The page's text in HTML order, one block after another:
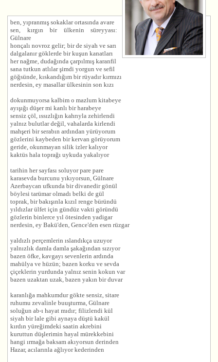
ben, yıpranmış sokaklar ortasında avare
sen, kırgın bir ülkenin süreyyası:
Gülnare
honçalı novroz gelir; bir de siyah ve sarı
dalgalanır göklerde bir kuşun kanatları
her nağme, dudağında çarpılmış karanfil
sana tutkun atlılar şimdi yorgun ve sefil
göğsünde, kıskandığım bir rüyadır kırmızı
nerdesin, ey masallar ülkesinin son kızı
dokunmuyorsa kalbim o mazlum kitabeye
ayışığı düşer mi kanlı bir harabeye
sensiz çöl, ıssızlığın kahrıyla zehirlendi
yalnız bulutlar değil, vahalarda kirlendi
mahşeri bir serabın ardından yürüyorum
gözlerini kaybeden bir kervan görüyorum
geride, okunmayan silik izler kalıyor
kaktüs hala toprağı uykuda yakalıyor
tarihin her sayfası soluyor pare pare
karasevda burcunu yıkıyorsun, Gülnare
Azerbaycan ufkunda bir divanedir gönül
böylesi tarümar olmadı belki de gül
toprak, bir bakışınla kızıl renge büründü
yıldızlar ülfet için gündüz vakti göründü
gözlerin binlerce yıl ötesinden yadigar
nerdesin, ey Bakü'den, Gence'den esen rüzgar
yaldızlı perçemlerin ıslandıkça uzuyor
yalnızlık damla damla şakağından sızıyor
bazen öfke, kavgayı sevenlerin ardında
mahülya ve hüzün; bazen korku ve sevda
çiçeklerin yurdunda yalnız senin kokun var
bazen uzaktan uzak, bazen yakın bir duvar
karanlığa mahkumdur gökte sensiz, sitare
ruhumu zevalinle buuşturma, Gülnare
soluğun ab-ı hayat mıdır; filizlendi kül
siyah bir lale gibi aynaya düştü kakül
kırdın yüreğimdeki saatin akrebini
kuruttun düşlerimin hayal mürekkebini
hangi ırmağa baksam akıyorsun derinden
Hazar, acılarınla ağlıyor kederinden